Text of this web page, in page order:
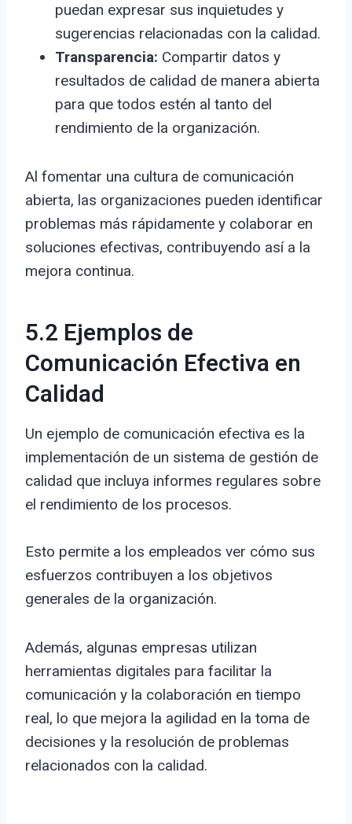
puedan expresar sus inquietudes y
sugerencias relacionadas con la calidad.
Transparencia: Compartir datos y
resultados de calidad de manera abierta
para que todos estén al tanto del
rendimiento de la organización.
Al fomentar una cultura de comunicación
abierta, las organizaciones pueden identificar
problemas más rápidamente y colaborar en
soluciones efectivas, contribuyendo así a la
mejora continua.
5.2 Ejemplos de
Comunicación Efectiva en
Calidad
Un ejemplo de comunicación efectiva es la
implementación de un sistema de gestión de
calidad que incluya informes regulares sobre
el rendimiento de los procesos.
Esto permite a los empleados ver cómo sus
esfuerzos contribuyen a los objetivos
generales de la organización.
Además, algunas empresas utilizan
herramientas digitales para facilitar la
comunicación y la colaboración en tiempo
real, lo que mejora la agilidad en la toma de
decisiones y la resolución de problemas
relacionados con la calidad.